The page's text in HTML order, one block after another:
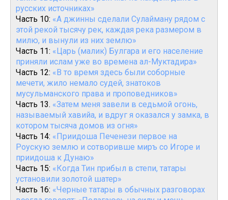
русских источниках»
Часть 10: «А джинны сделали Сулайману рядом с
этой рекой тысячу рек, каждая река размером в
милю, и вынули из них землю»
Часть 11: «Царь (малик) Булгара и его население
приняли ислам уже во времена ал-Муктадира»
Часть 12: «В то время здесь были соборные
мечети, жило немало судей, знатоков
мусульманского права и проповедников»
Часть 13. «Затем меня завели в седьмой огонь,
называемый хавийа, и вдруг я оказался у замка, в
котором тысяча домов из огня»
Часть 14: «Приидоша Печенези первое на
Роускую землю и сотворивше миръ со Игоре и
приидоша к Дунаю»
Часть 15: «Когда Тин прибыл в степи, татары
установили золотой шатер»
Часть 16: «Черные татары в обычных разговорах